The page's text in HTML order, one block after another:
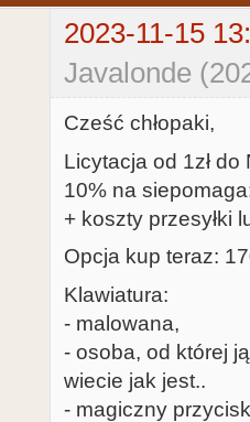
2023-11-15
Javalonde
Cześć chłopaki,
Licytacja od 1zł
10% na
+ koszty przesyłki
Opcja kup teraz:
Klawiatura:
- malowana,
- osoba, od której
wiecie jak jest..
- magiczny